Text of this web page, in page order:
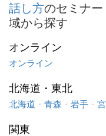
話し方のセミナ
域から探す
オンライン
オンライン
北海道・東北
北海道 ・ 青森 ・ 岩手 ・
関東